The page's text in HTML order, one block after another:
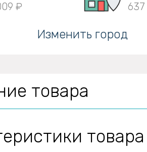
₽
Изменить город
товара
товара